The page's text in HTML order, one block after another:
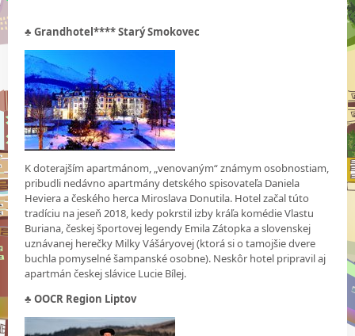
♣Grandhotel**** Starý Smokovec
K doterajším apartmánom, „venovaným“ známym osobnostiam,
pribudli nedávno apartmány detského spisovateľa Daniela
Heviera a českého herca Miroslava Donutila. Hotel začal túto
tradíciu na jeseň 2018, kedy pokrstil izby kráľa komédie Vlastu
Buriana, českej športovej legendy Emila Zátopka a slovenskej
uznávanej herečky Milky Vášáryovej (ktorá si o tamojšie dvere
buchla pomyselné šampanské osobne). Neskôr hotel pripravil aj
apartmán českej slávice Lucie Bílej.
♣ OOCR Region Liptov